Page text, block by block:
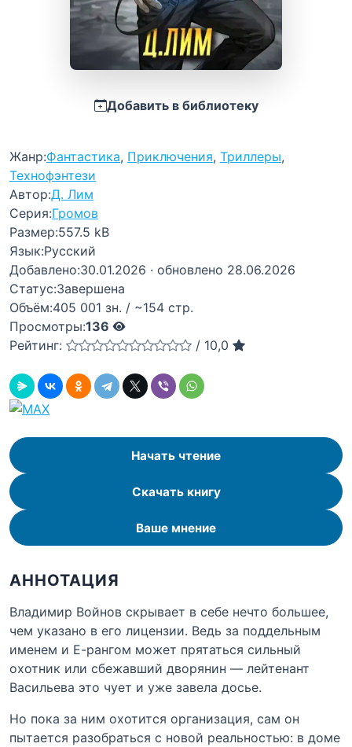
Добавить в библиотеку
Жанр:Фантастика, Приключения, Триллеры,
Технофэнтези
Автор:Д. Лим
Серия:Громов
Размер:557.5 kB
Язык:Русский
Добавлено:30.01.2026 · обновлено 28.06.2026
Статус:Завершена
Объём:405 001 зн. / ~154 стр.
Просмотры:136
Рейтинг:
/ 10,0
Начать чтение
Скачать книгу
Ваше мнение
АННОТАЦИЯ
Владимир Войнов скрывает в себе нечто большее,
чем указано в его лицензии. Ведь за поддельным
именем и Е-рангом может прятаться сильный
охотник или сбежавший дворянин — лейтенант
Васильева это чует и уже завела досье.
Но пока за ним охотится организация, сам он
пытается разобраться с новой реальностью: в доме